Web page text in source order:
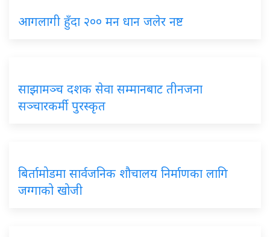
आगलागी हुँदा २०० मन धान जलेर नष्ट
साझामञ्च दशक सेवा सम्मानबाट तीनजना
सञ्चारकर्मी पुरस्कृत
बिर्तामोडमा सार्वजनिक शौचालय निर्माणका लागि
जग्गाको खोजी